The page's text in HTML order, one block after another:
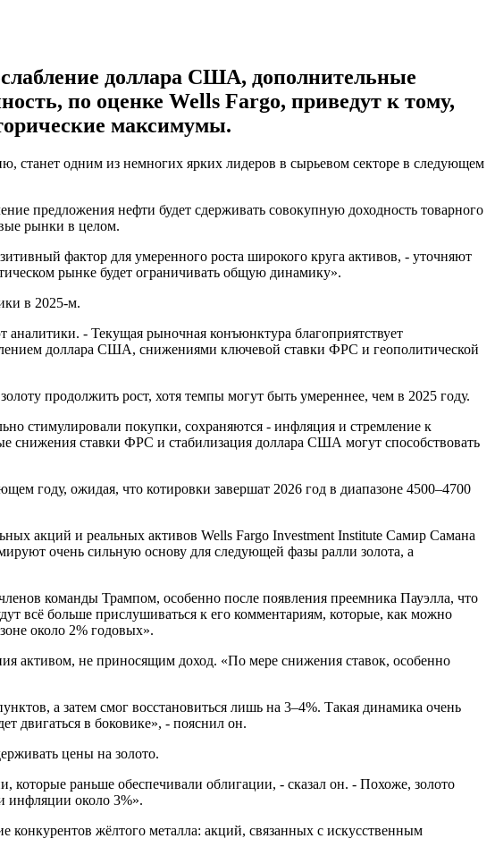
доллара США, дополнительные
по оценке Wells Fargo, приведут к тому,
максимумы.
станет одним из немногих ярких лидеров в сырьевом секторе в следующем
предложения нефти будет сдерживать совокупную доходность товарного
рынки в целом.
фактор для умеренного роста широкого круга активов, - уточняют
рынке будет ограничивать общую динамику».
в 2025-м.
- Текущая рыночная конъюнктура благоприятствует
доллара США, снижениями ключевой ставки ФРС и геополитической
продолжить рост, хотя темпы могут быть умереннее, чем в 2025 году.
стимулировали покупки, сохраняются - инфляция и стремление к
снижения ставки ФРС и стабилизация доллара США могут способствовать
году, ожидая, что котировки завершат 2026 год в диапазоне 4500–4700
акций и реальных активов Wells Fargo Investment Institute Самир Самана
очень сильную основу для следующей фазы ралли золота, а
команды Трампом, особенно после появления преемника Пауэлла, что
всё больше прислушиваться к его комментариям, которые, как можно
около 2% годовых».
активом, не приносящим доход. «По мере снижения ставок, особенно
а затем смог восстановиться лишь на 3–4%. Такая динамика очень
двигаться в боковике», - пояснил он.
цены на золото.
которые раньше обеспечивали облигации, - сказал он. - Похоже, золото
инфляции около 3%».
конкурентов жёлтого металла: акций, связанных с искусственным